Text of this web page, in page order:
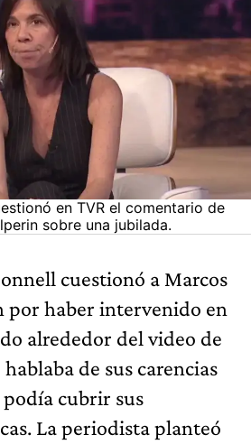
en TVR el comentario de
sobre una jubilada.
cuestionó a Marcos
por haber intervenido en
alrededor del video de
de sus carencias
cubrir sus
La periodista planteó